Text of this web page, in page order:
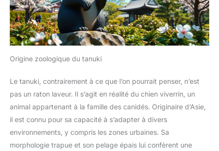
Origine zoologique du tanuki
Le tanuki, contrairement à ce que l’on pourrait penser, n’est
pas un raton laveur. Il s’agit en réalité du chien viverrin, un
animal appartenant à la famille des canidés. Originaire d’Asie,
il est connu pour sa capacité à s’adapter à divers
environnements, y compris les zones urbaines. Sa
morphologie trapue et son pelage épais lui confèrent une